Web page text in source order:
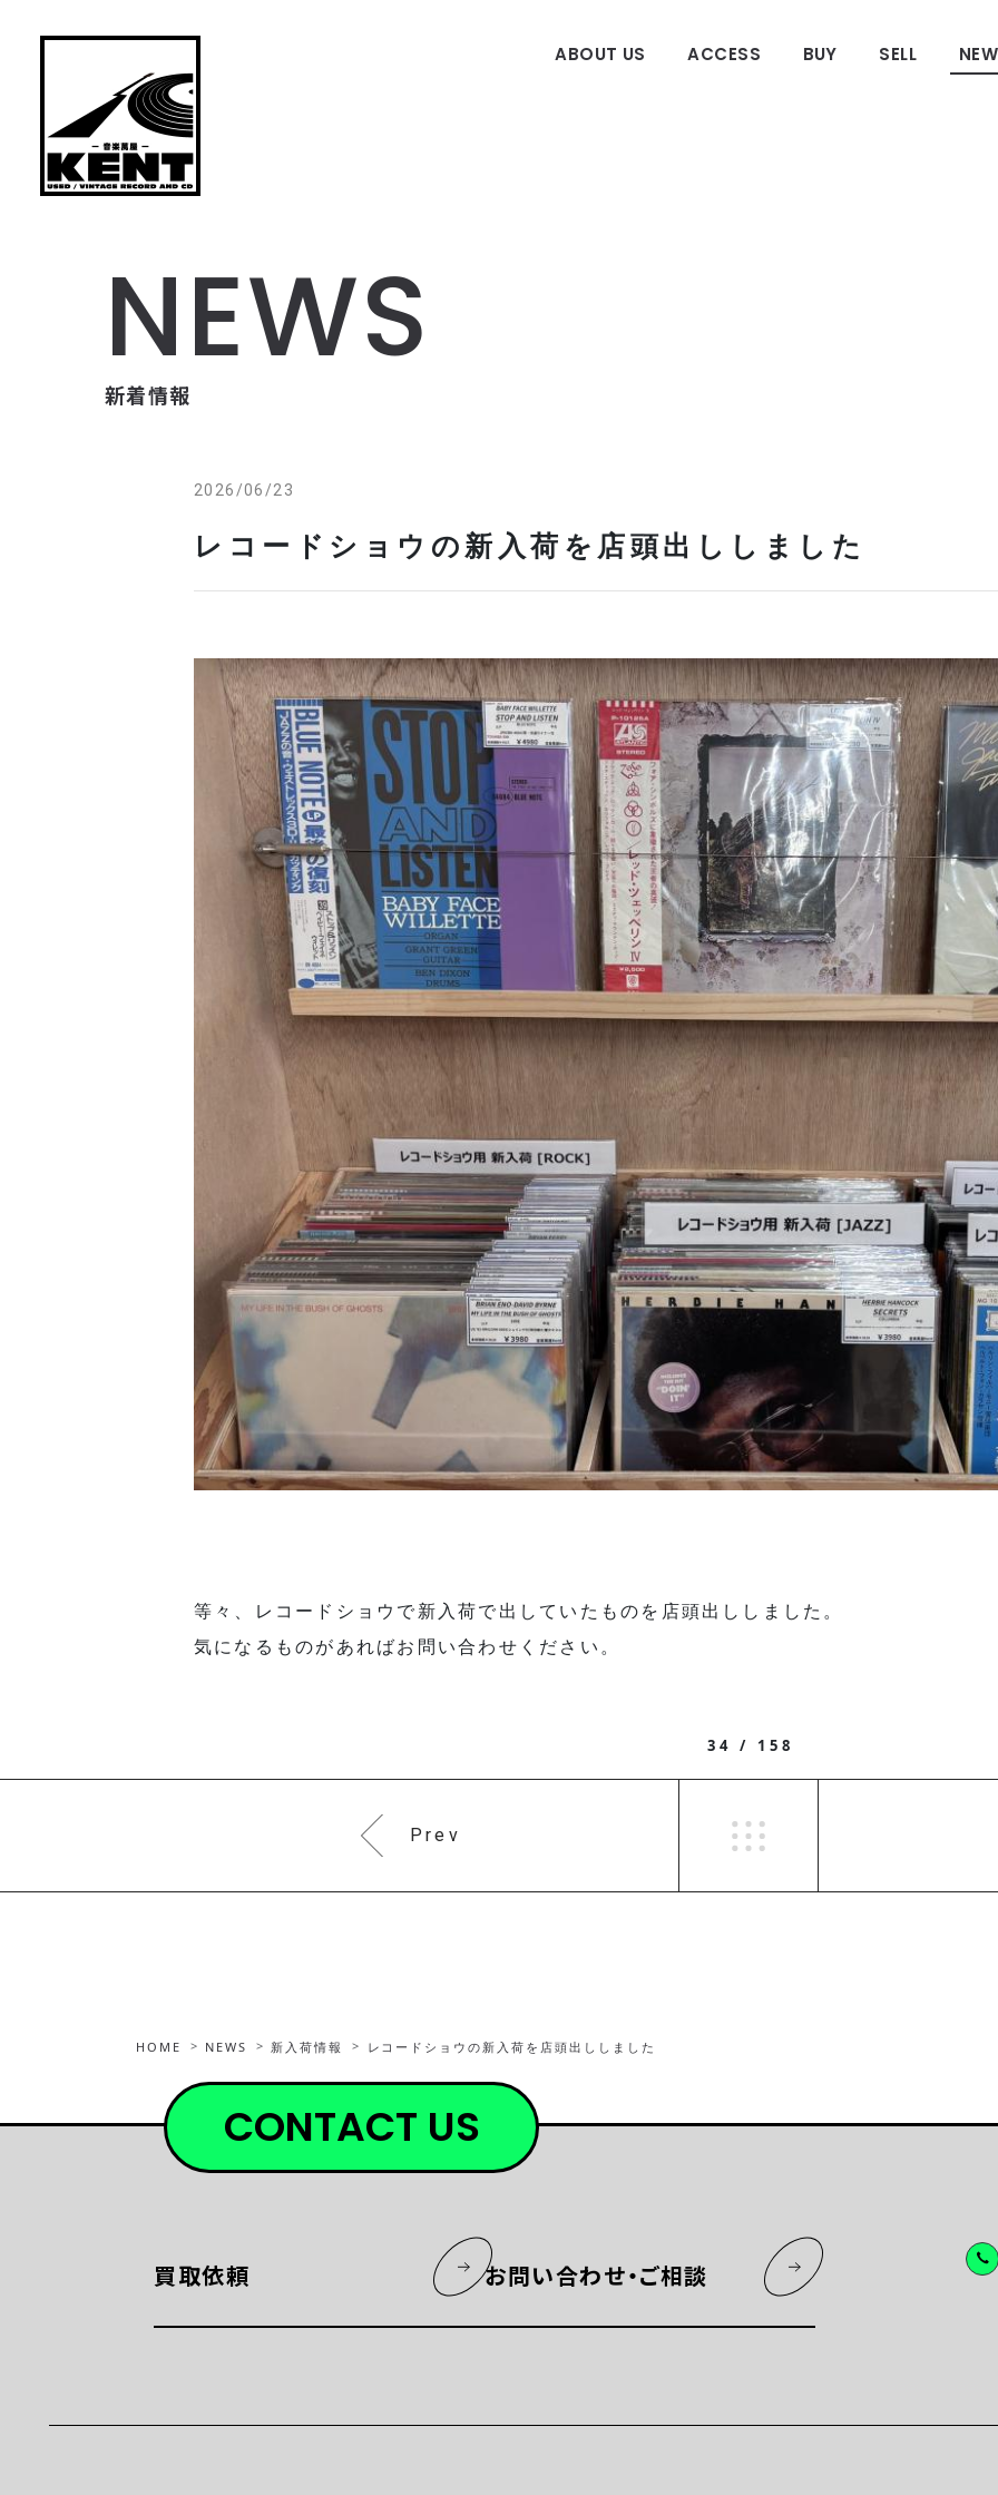
ABOUT US ACCESS BUY SELL
NEWS
新着情報
2026/06/23
レコードショウの新入荷を店頭出ししました
等々、レコードショウで新入荷で出していたものを店頭出ししました。
気になるものがあればお問い合わせください。
34 / 158
Prev
HOME NEWS 新入荷情報 レコードショウの新入荷を店頭出ししました
CONTACT US
買取依頼 お問い合わせ・ご相談